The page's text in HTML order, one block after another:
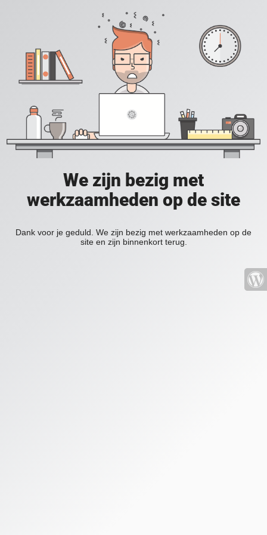
We zijn bezig met
werkzaamheden op de site
Dank voor je geduld. We zijn bezig met werkzaamheden op de
site en zijn binnenkort terug.